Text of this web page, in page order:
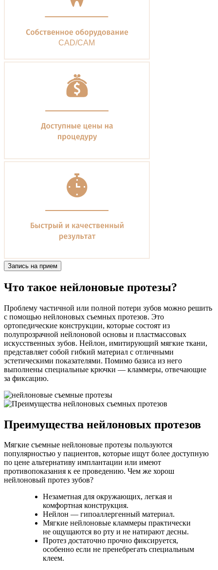
Запись на прием
Что такое нейлоновые протезы?
Проблему частичной или полной потери зубов можно решить
с помощью нейлоновых съемных протезов. Это
ортопедические конструкции, которые состоят из
полупрозрачной нейлоновой основы и пластмассовых
искусственных зубов. Нейлон, имитирующий мягкие ткани,
представляет собой гибкий материал с отличными
эстетическими показателями. Помимо базиса из него
выполнены специальные крючки — кламмеры, отвечающие
за фиксацию.
Преимущества нейлоновых протезов
Мягкие съемные нейлоновые протезы пользуются
популярностью у пациентов, которые ищут более доступную
по цене альтернативу имплантации или имеют
противопоказания к ее проведению. Чем же хорош
нейлоновый протез зубов?
Незаметная для окружающих, легкая и
комфортная конструкция.
Нейлон — гипоаллергенный материал.
Мягкие нейлоновые кламмеры практически
не ощущаются во рту и не натирают десны.
Протез достаточно прочно фиксируется,
особенно если не пренебрегать специальным
клеем.